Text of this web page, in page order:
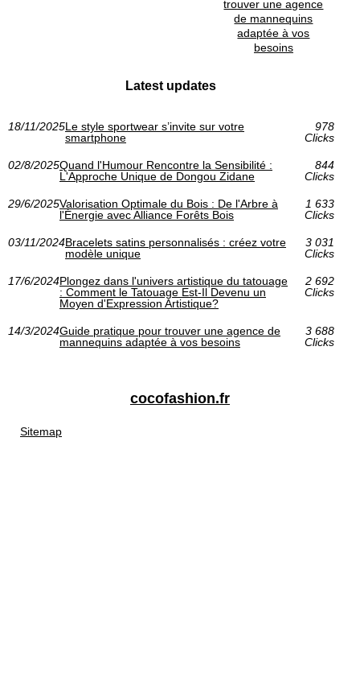
trouver une agence
de mannequins
adaptée à vos
besoins
Latest updates
18/11/2025Le style sportwear s’invite sur votre
smartphone
978
Clicks
02/8/2025Quand l'Humour Rencontre la Sensibilité :
L'Approche Unique de Dongou Zidane
844
Clicks
29/6/2025Valorisation Optimale du Bois : De l'Arbre à
l'Énergie avec Alliance Forêts Bois
1 633
Clicks
03/11/2024Bracelets satins personnalisés : créez votre
modèle unique
3 031
Clicks
17/6/2024Plongez dans l'univers artistique du tatouage
: Comment le Tatouage Est-Il Devenu un
Moyen d'Expression Artistique?
2 692
Clicks
14/3/2024Guide pratique pour trouver une agence de
mannequins adaptée à vos besoins
3 688
Clicks
cocofashion.fr
Sitemap